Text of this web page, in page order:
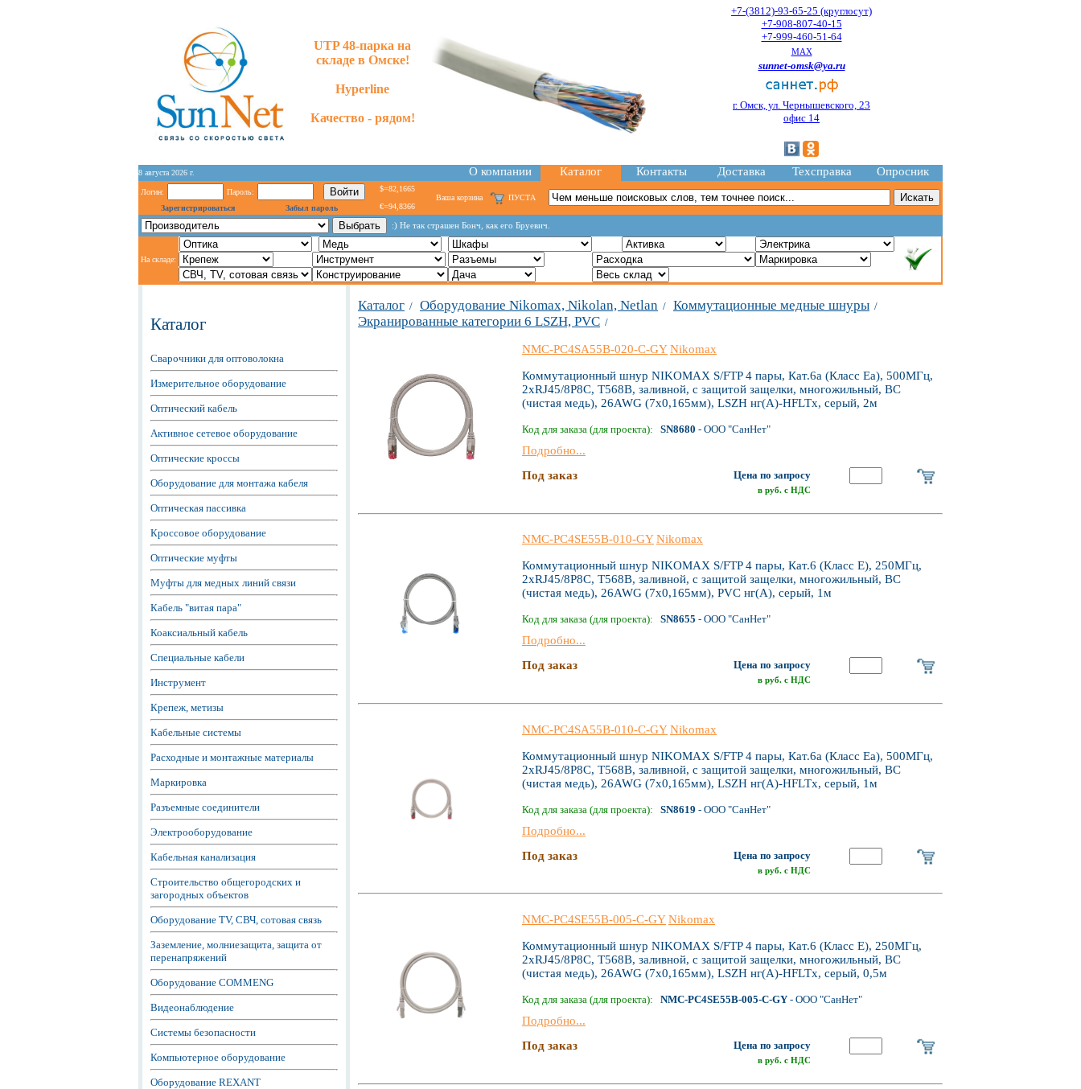
UTP 48-парка на
складе в Омске!
Hyperline
Качество - рядом!
+7-(3812)-93-65-25 (круглосут)
+7-908-807-40-15
+7-999-460-51-64
MAX
sunnet-omsk@ya.ru
г. Омск, ул. Чернышевского, 23
офис 14
8 августа 2026 г. О компании Каталог Контакты Доставка Техсправка Опросник
Логин:
Пароль:
Зарегистрироваться
Забыл пароль
$=82,1665
€=94,8366
Ваша корзина ПУСТА
:) Hе так стpашен Бонч, как его Бpуевич.
На складе:
Каталог
Сварочники для оптоволокна
Измерительное оборудование
Оптический кабель
Активное сетевое оборудование
Оптические кроссы
Оборудование для монтажа кабеля
Оптическая пассивка
Кроссовое оборудование
Оптические муфты
Муфты для медных линий связи
Кабель "витая пара"
Коаксиальный кабель
Специальные кабели
Инструмент
Крепеж, метизы
Кабельные системы
Расходные и монтажные материалы
Маркировка
Разъемные соединители
Электрооборудование
Кабельная канализация
Строительство общегородских и
загородных объектов
Оборудование TV, СВЧ, сотовая связь
Заземление, молниезащита, защита от
перенапряжений
Оборудование COMMENG
Видеонаблюдение
Системы безопасности
Компьютерное оборудование
Оборудование REXANT
Каталог / Оборудование Nikomax, Nikolan, Netlan / Коммутационные медные шнуры /
Экранированные категории 6 LSZH, PVC /
NMC-PC4SA55B-020-C-GYNikomax
Коммутационный шнур NIKOMAX S/FTP 4 пары, Кат.6a (Класс Ea), 500МГц,
2хRJ45/8P8C, T568B, заливной, с защитой защелки, многожильный, BC
(чистая медь), 26AWG (7х0,165мм), LSZH нг(А)-HFLTx, серый, 2м
Код для заказа (для проекта): SN8680 - ООО "СанНет"
Подробно...
Под заказ
Цена по запросу
в руб. с НДС
NMC-PC4SE55B-010-GYNikomax
Коммутационный шнур NIKOMAX S/FTP 4 пары, Кат.6 (Класс E), 250МГц,
2хRJ45/8P8C, T568B, заливной, с защитой защелки, многожильный, BC
(чистая медь), 26AWG (7х0,165мм), PVC нг(А), серый, 1м
Код для заказа (для проекта): SN8655 - ООО "СанНет"
Подробно...
Под заказ
Цена по запросу
в руб. с НДС
NMC-PC4SA55B-010-C-GYNikomax
Коммутационный шнур NIKOMAX S/FTP 4 пары, Кат.6a (Класс Ea), 500МГц,
2хRJ45/8P8C, T568B, заливной, с защитой защелки, многожильный, BC
(чистая медь), 26AWG (7х0,165мм), LSZH нг(А)-HFLTx, серый, 1м
Код для заказа (для проекта): SN8619 - ООО "СанНет"
Подробно...
Под заказ
Цена по запросу
в руб. с НДС
NMC-PC4SE55B-005-C-GYNikomax
Коммутационный шнур NIKOMAX S/FTP 4 пары, Кат.6 (Класс E), 250МГц,
2хRJ45/8P8C, T568B, заливной, с защитой защелки, многожильный, BC
(чистая медь), 26AWG (7х0,165мм), LSZH нг(А)-HFLTx, серый, 0,5м
Код для заказа (для проекта): NMC-PC4SE55B-005-C-GY - ООО "СанНет"
Подробно...
Под заказ
Цена по запросу
в руб. с НДС